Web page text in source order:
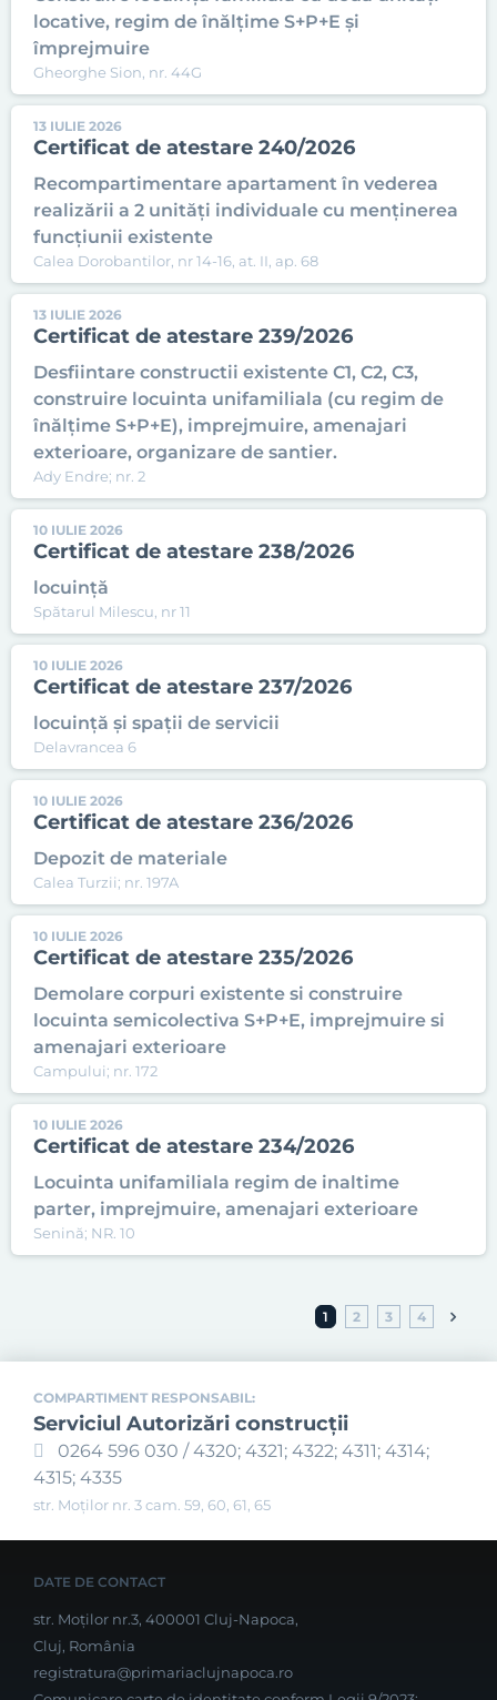
locative, regim de înălțime S+P+E și
împrejmuire
Gheorghe Sion, nr. 44G
13 IULIE 2026
Certificat de atestare 240/2026
Recompartimentare apartament în vederea
realizării a 2 unități individuale cu menținerea
funcțiunii existente
Calea Dorobantilor, nr 14-16, at. II, ap. 68
13 IULIE 2026
Certificat de atestare 239/2026
Desfiintare constructii existente C1, C2, C3,
construire locuinta unifamiliala (cu regim de
înălțime S+P+E), imprejmuire, amenajari
exterioare, organizare de santier.
Ady Endre; nr. 2
10 IULIE 2026
Certificat de atestare 238/2026
locuință
Spătarul Milescu, nr 11
10 IULIE 2026
Certificat de atestare 237/2026
locuință și spații de servicii
Delavrancea 6
10 IULIE 2026
Certificat de atestare 236/2026
Depozit de materiale
Calea Turzii; nr. 197A
10 IULIE 2026
Certificat de atestare 235/2026
Demolare corpuri existente si construire
locuinta semicolectiva S+P+E, imprejmuire si
amenajari exterioare
Campului; nr. 172
10 IULIE 2026
Certificat de atestare 234/2026
Locuinta unifamiliala regim de inaltime
parter, imprejmuire, amenajari exterioare
Senină; NR. 10
1 2 3 4
COMPARTIMENT RESPONSABIL:
Serviciul Autorizări construcţii
0264 596 030 / 4320; 4321; 4322; 4311; 4314;
4315; 4335
str. Moților nr. 3 cam. 59, 60, 61, 65
DATE DE CONTACT
str. Moților nr.3, 400001 Cluj-Napoca,
Cluj, România
registratura@primariaclujnapoca.ro